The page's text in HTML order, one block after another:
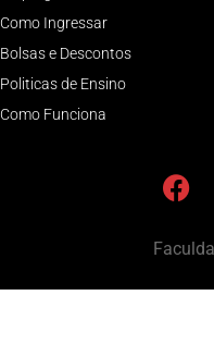
Como Ingressar
Bolsas e Descontos
Politicas de Ensino
Como Funciona